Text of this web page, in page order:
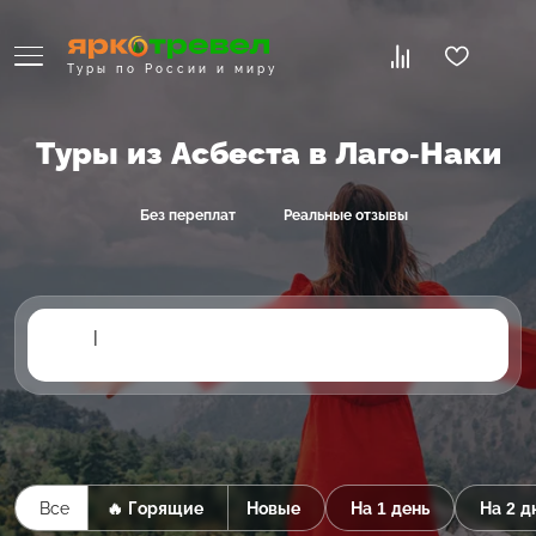
Туры по России и миру
Туры из Асбеста в Лаго-Наки
Без переплат Реальные отзывы
|
Все 🔥 Горящие Новые На 1 день На 2